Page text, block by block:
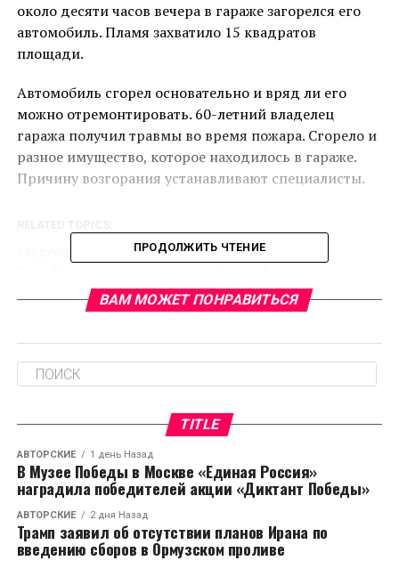
около десяти часов вечера в гараже загорелся его
автомобиль. Пламя захватило 15 квадратов
площади.
Автомобиль сгорел основательно и вряд ли его
можно отремонтировать. 60-летний владелец
гаража получил травмы во время пожара. Сгорело и
разное имущество, которое находилось в гараже.
Причину возгорания устанавливают специалисты.
обязательствах перед русскоязычным населением
зубной эмали
ПРОДОЛЖИТЬ ЧТЕНИЕ
ВАМ МОЖЕТ ПОНРАВИТЬСЯ
TITLE
АВТОРСКИЕ 1 день Назад
В Музее Победы в Москве «Единая Россия»
наградила победителей акции «Диктант Победы»
АВТОРСКИЕ 2 дня Назад
Трамп заявил об отсутствии планов Ирана по
введению сборов в Ормузском проливе